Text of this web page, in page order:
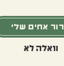
אחים שלי
וואלה לא